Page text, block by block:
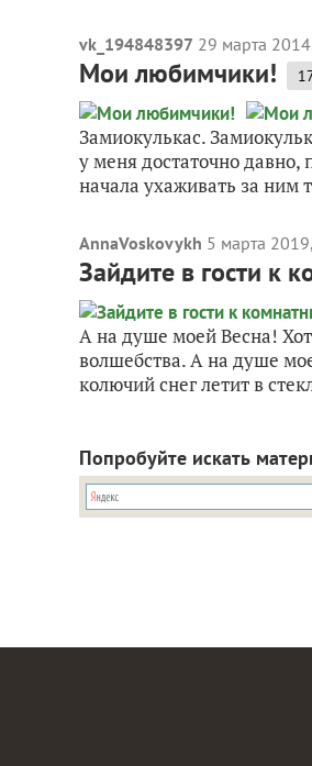
vk_194848397 29 марта
Мои любимчики!
Замиокулькас.
у меня достаточно давно,
начала ухаживать за ним
AnnaVoskovykh 5 марта
Зайдите в гости к
А на душе моей Весна!
волшебства. А на душе
колючий снег летит в
Попробуйте искать